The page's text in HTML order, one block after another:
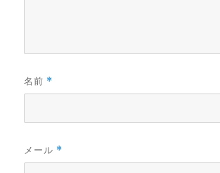
名前 *
メール *